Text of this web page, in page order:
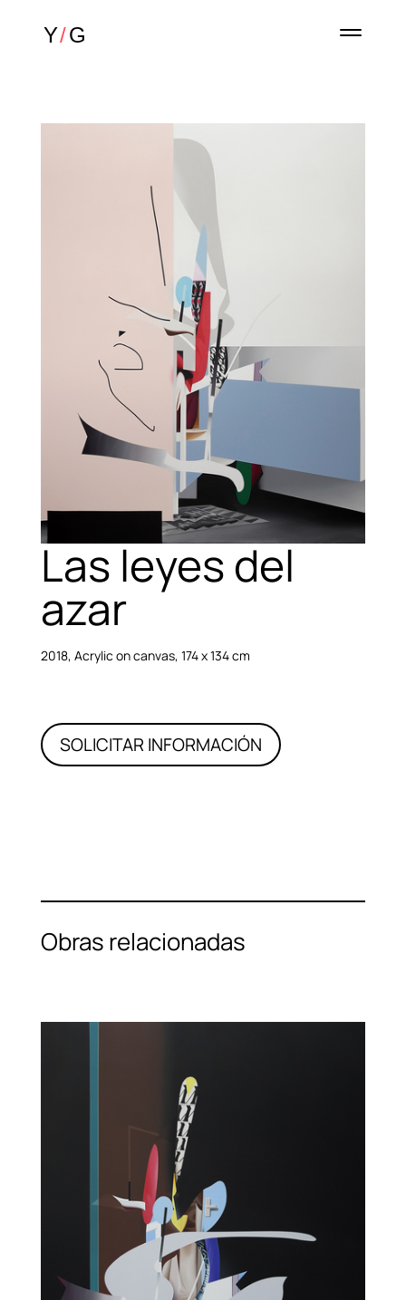
Las leyes del
azar
2018, Acrylic on canvas, 174 x 134 cm
SOLICITAR INFORMACIÓN
Obras relacionadas